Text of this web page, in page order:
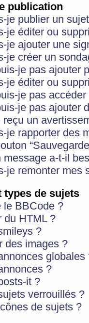
publication
je publier un
je éditer ou
je ajouter une
je créer un
je pas ajouter
je éditer ou
je pas
je pas ajouter
un
je rapporter des
a-t-il
je remonter mes
types de sujets
le BBCode ?
du HTML ?
?
des images ?
globales
?
it ?
verrouillés ?
de sujets ?